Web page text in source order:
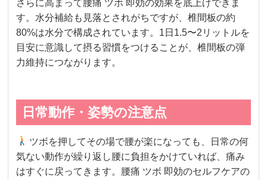
さらに高まって腰痛 ツボ 即効の効果を底上げできま
す。水分補給も見落とされがちですが、椎間板の約
80%は水分で構成されています。1日1.5〜2リットルを
目安に意識して摂る習慣をつけることが、椎間板の弾
力維持につながります。
日常動作・姿勢の注意点
ツボを押してその場で腰が楽になっても、日常の何
気ない動作が繰り返し腰に負担をかけていれば、痛み
はすぐに戻ってきます。腰痛 ツボ 即効のセルフケアの